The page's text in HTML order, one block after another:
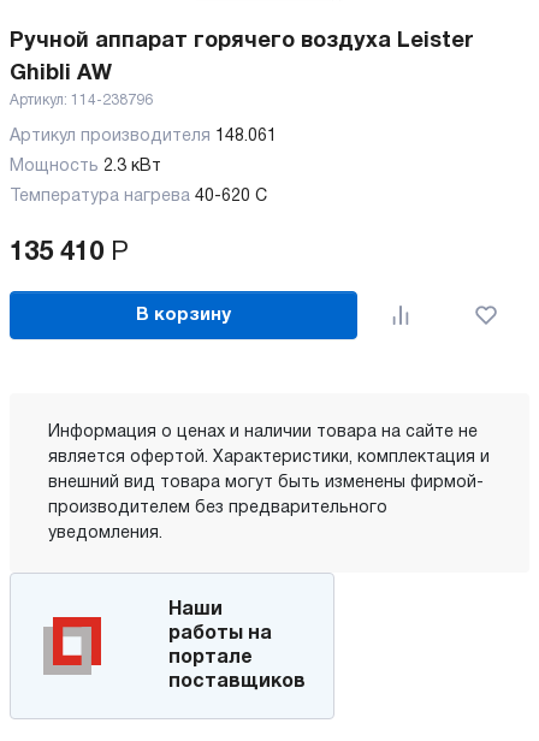
Ручной аппарат горячего воздуха Leister
Ghibli AW
Артикул: 114-238796
Артикул производителя 148.061
Мощность 2.3 кВт
Температура нагрева 40-620 C
135 410 Р
В корзину
Информация о ценах и наличии товара на сайте не
является офертой. Характеристики, комплектация и
внешний вид товара могут быть изменены фирмой-
производителем без предварительного
уведомления.
Наши
работы на
портале
поставщиков